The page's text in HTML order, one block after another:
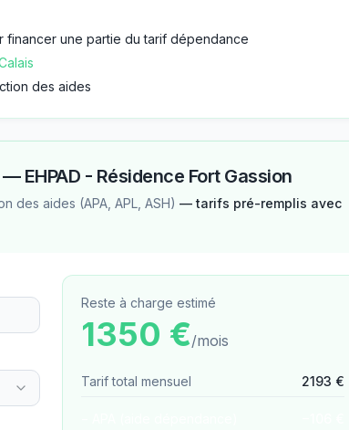
financer une partie du tarif dépendance
des aides
— EHPAD - Résidence Fort Gassion
des aides (APA, APL, ASH) — tarifs pré-remplis avec
Reste à charge estimé
1350 €/mois
Tarif total mensuel 2193 €